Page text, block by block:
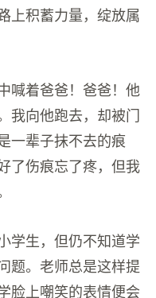
上积蓄力量，绽放属
喊着爸爸！爸爸！他
我向他跑去，却被门
一辈子抹不去的痕
了伤痕忘了疼，但我
学生，但仍不知道学
题。老师总是这样提
脸上嘲笑的表情便会